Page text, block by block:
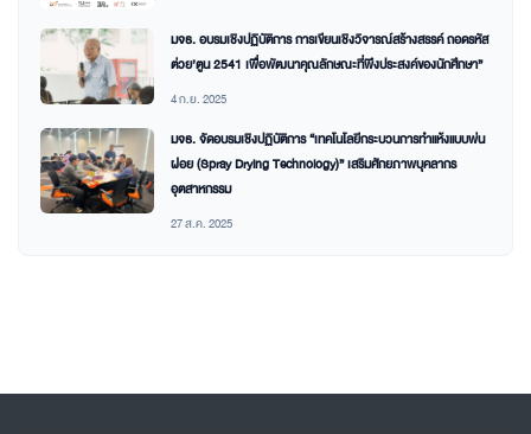
มจธ. อบรมเชิงปฏิบัติการ การเขียนเชิงวิจารณ์สร้างสรรค์ ถอดรหัส
ต่วย’ตูน 2541 เพื่อพัฒนาคุณลักษณะที่พึงประสงค์ของนักศึกษา”
4 ก.ย. 2025
มจธ. จัดอบรมเชิงปฏิบัติการ “เทคโนโลยีกระบวนการทำแห้งแบบพ่น
ฝอย (Spray Drying Technology)” เสริมศักยภาพบุคลากร
อุตสาหกรรม
27 ส.ค. 2025